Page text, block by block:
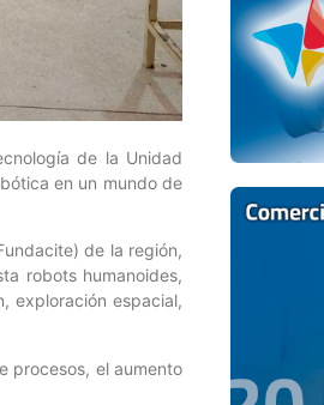
de la Unidad
en un mundo de
de la región,
robots humanoides,
exploración espacial,
procesos, el aumento